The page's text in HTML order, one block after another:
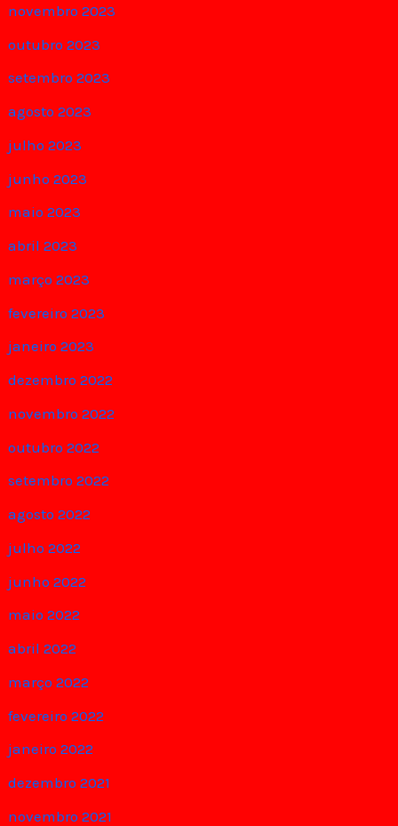
novembro 2023
outubro 2023
setembro 2023
agosto 2023
julho 2023
junho 2023
maio 2023
abril 2023
março 2023
fevereiro 2023
janeiro 2023
dezembro 2022
novembro 2022
outubro 2022
setembro 2022
agosto 2022
julho 2022
junho 2022
maio 2022
abril 2022
março 2022
fevereiro 2022
janeiro 2022
dezembro 2021
novembro 2021